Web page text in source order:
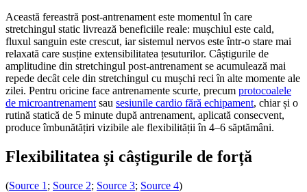
Această fereastră post-antrenament este momentul în care
stretchingul static livrează beneficiile reale: mușchiul este cald,
fluxul sanguin este crescut, iar sistemul nervos este într-o stare mai
relaxată care susține extensibilitatea țesuturilor. Câștigurile de
amplitudine din stretchingul post-antrenament se acumulează mai
repede decât cele din stretchingul cu mușchi reci în alte momente ale
zilei. Pentru oricine face antrenamente scurte, precum protocoalele
de microantrenament sau sesiunile cardio fără echipament, chiar și o
rutină statică de 5 minute după antrenament, aplicată consecvent,
produce îmbunătățiri vizibile ale flexibilității în 4–6 săptămâni.
Flexibilitatea și câștigurile de forță
(Source 1 ; Source 2; Source 3; Source 4)